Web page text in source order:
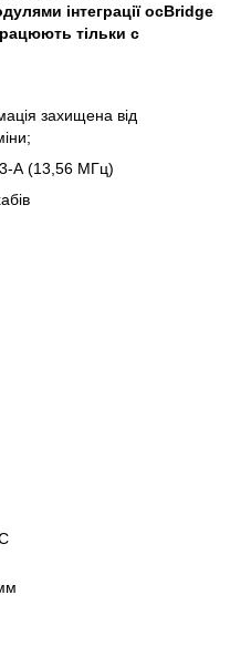
інтеграції ocBridge
тільки c
захищена від
А (13,56 МГц)